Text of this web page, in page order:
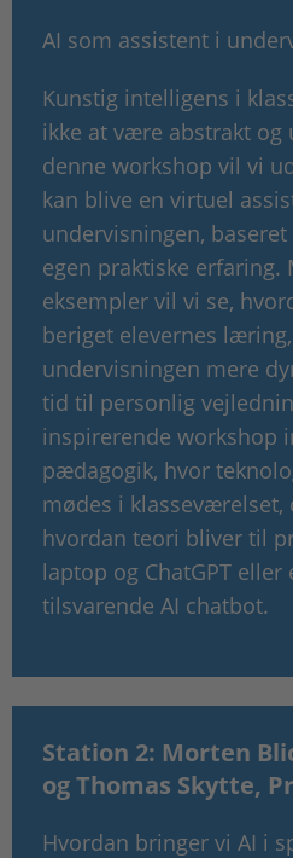
AI som assistent i
Kunstig intelligens i
ikke at være abstrakt
denne workshop vil vi
kan blive en virtuel
undervisningen,
egen praktiske erfaring.
eksempler vil vi se,
beriget elevernes
undervisningen mere
tid til personlig
inspirerende workshop
pædagogik, hvor
mødes i klasseværelset,
hvordan teori bliver til
laptop og ChatGPT eller
tilsvarende AI chatbot.
Station 2: Morten
og Thomas Skytte,
Hvordan bringer vi AI i